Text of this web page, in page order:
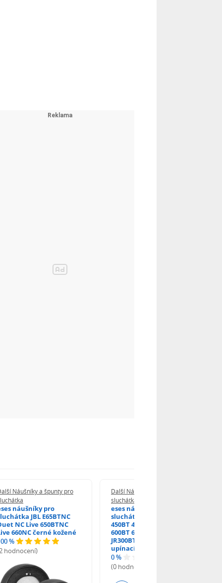
Náušníky a špunty pro
náušníky pro
JBL E65BTNC
NC Live 650BTNC
660NC černé kožené
%
hodnocení)
Další Náušníky a špunty pro
sluchátka
eses náušníky pro
sluchátka JBL Tune 450
450BT 460BT 500BT 600
600BT 600BTNC 660NC
JR300BT černé bez
upínacího mechanismu
0 %
(0 hodnocení)